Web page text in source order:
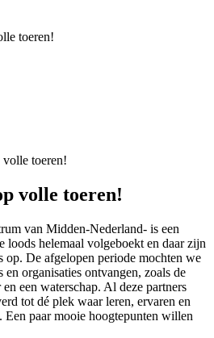
toeren!
volle toeren!
van Midden-Nederland- is een
loods helemaal volgeboekt en daar zijn
De afgelopen periode mochten we
en organisaties ontvangen, zoals de
een waterschap. Al deze partners
tot dé plek waar leren, ervaren en
Een paar mooie hoogtepunten willen